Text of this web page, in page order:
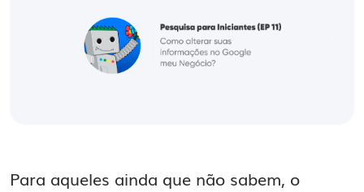
Para aqueles ainda que não sabem, o